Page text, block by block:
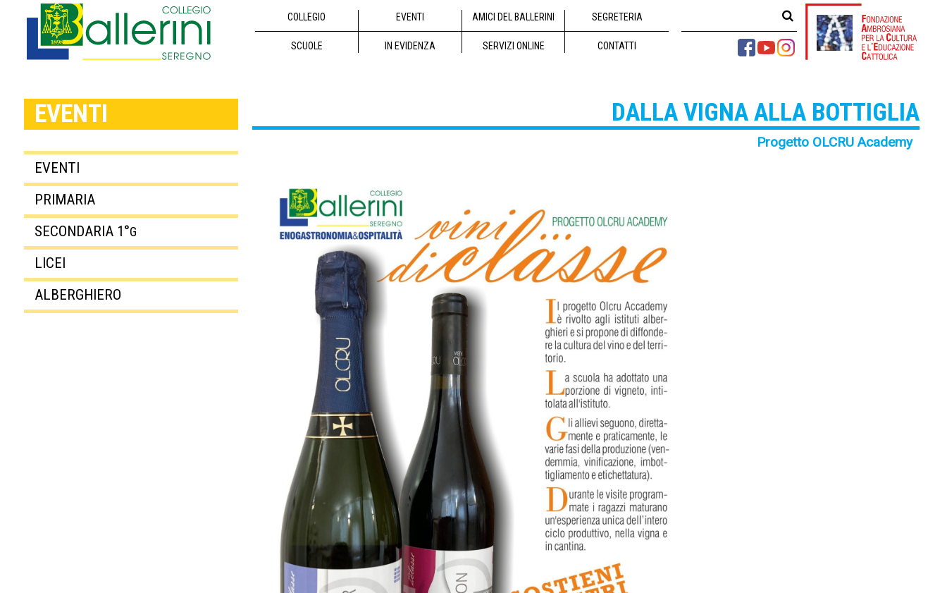
COLLEGIO EVENTI AMICI DEL BALLERINI SEGRETERIA
SCUOLE IN EVIDENZA SERVIZI ONLINE CONTATTI
EVENTI
EVENTI
PRIMARIA
SECONDARIA 1°G
LICEI
ALBERGHIERO
DALLA VIGNA ALLA BOTTIGLIA
Progetto OLCRU Academy